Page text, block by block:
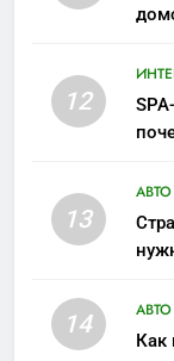
12
13
АВТО
14
АВТО
Как